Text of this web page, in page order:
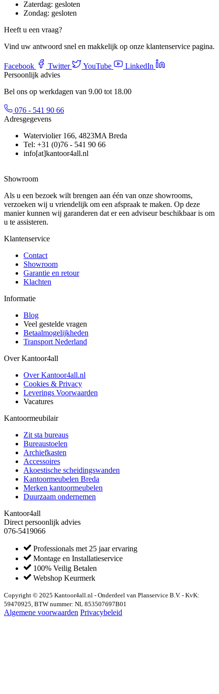
Zaterdag: gesloten
Zondag: gesloten
Heeft u een vraag?
Vind uw antwoord snel en makkelijk op onze klantenservice pagina.
Facebook Twitter YouTube
LinkedIn
Persoonlijk advies
Bel ons op werkdagen van 9.00 tot 18.00
076 - 541 90 66
Adresgegevens
Waterviolier 166, 4823MA Breda
Tel: +31 (0)76 - 541 90 66
info[at]kantoor4all.nl
Showroom
Als u een bezoek wilt brengen aan één van onze showrooms,
verzoeken wij u vriendelijk om een afspraak te maken. Op deze
manier kunnen wij garanderen dat er een adviseur beschikbaar is om
u te assisteren.
Klantenservice
Contact
Showroom
Garantie en retour
Klachten
Informatie
Blog
Veel gestelde vragen
Betaalmogelijkheden
Transport Nederland
Over Kantoor4all
Over Kantoor4all.nl
Cookies & Privacy
Leverings Voorwaarden
Vacatures
Kantoormeubilair
Zit sta bureaus
Bureaustoelen
Archiefkasten
Accessoires
Akoestische scheidingswanden
Kantoormeubelen Breda
Merken kantoormeubelen
Duurzaam ondernemen
Kantoor4all
Direct persoonlijk advies
076-5419066
Professionals met 25 jaar ervaring
Montage en Installatieservice
100% Veilig Betalen
Webshop Keurmerk
Copyright © 2025 Kantoor4all.nl - Onderdeel van Planservice B.V. - KvK:
59470925, BTW nummer: NL 853507697B01
Algemene voorwaarden Privacybeleid